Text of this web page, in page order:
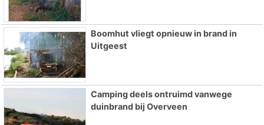
Boomhut vliegt opnieuw in brand in
Uitgeest
Camping deels ontruimd vanwege
duinbrand bij Overveen